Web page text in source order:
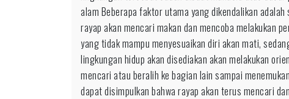
alam Beberapa faktor utama yang dikendalikan
rayap akan mencari makan dan mencoba melakukan
yang tidak mampu menyesuaikan diri akan mati,
lingkungan hidup akan disediakan akan melakukan
mencari atau beralih ke bagian lain sampai
dapat disimpulkan bahwa rayap akan terus mencari